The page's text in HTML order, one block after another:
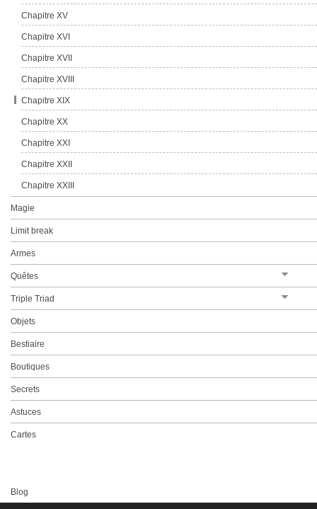
Chapitre XV
Chapitre XVI
Chapitre XVII
Chapitre XVIII
Chapitre XIX
Chapitre XX
Chapitre XXI
Chapitre XXII
Chapitre XXIII
Magie
Limit break
Armes
Quêtes
La statue de Laguna
Le vase de Winhill
La G-Force Odin
La G-Force Tomberry Senior
La G-Force Pampa Senior
Koyo K
Le groupe CC
La Reine des Cartes
La G-Force Bahamut
La G-Force Orbital
Les Chocobos
Le lac Obel
Le Minotaure
Triple Triad
Principes de jeu
Secrets du jeu
Cartes du Triple Triad
Objets
Bestiaire
Boutiques
Secrets
Astuces
Cartes
Blog